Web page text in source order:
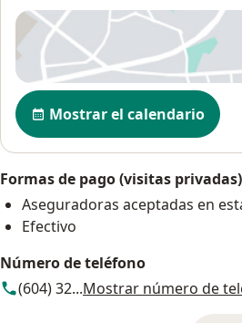
Disponibilidad
Mostrar el calendario
Formas de pago (visitas privadas)
Aseguradoras aceptadas en
Efectivo
Número de teléfono
(604) 32...Mostrar número de